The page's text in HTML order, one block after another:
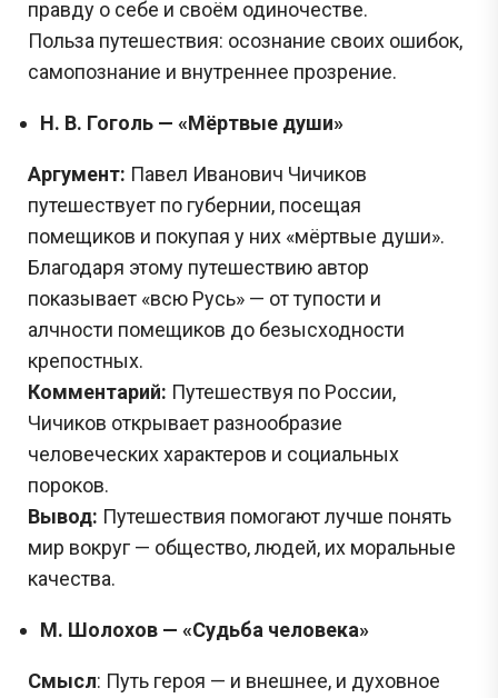
правду о себе и своём одиночестве.
Польза путешествия: осознание своих ошибок,
самопознание и внутреннее прозрение.
Н. В. Гоголь — «Мёртвые души»
Аргумент: Павел Иванович Чичиков
путешествует по губернии, посещая
помещиков и покупая у них «мёртвые души».
Благодаря этому путешествию автор
показывает «всю Русь» — от тупости и
алчности помещиков до безысходности
крепостных.
Комментарий: Путешествуя по России,
Чичиков открывает разнообразие
человеческих характеров и социальных
пороков.
Вывод: Путешествия помогают лучше понять
мир вокруг — общество, людей, их моральные
качества.
М. Шолохов — «Судьба человека»
Смысл: Путь героя — и внешнее, и духовное
Задания с Дальнего востока присылаются выпускниками, уже прошедшими
экзамен, и представляют собой тексты заданий, которые они запомнили. До
начала проведения ЕГЭ на Дальнем востоке публикация реальных заданий не
осуществляется, поскольку они заранее никому не известны.
Перейти